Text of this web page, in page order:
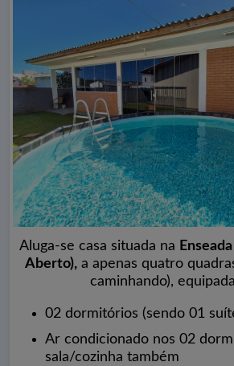
Aluga-se casa situada na
Aberto),a apenas quatro
caminhando),
02 dormitórios (sendo 01
Ar condicionado nos 02
sala/cozinha também